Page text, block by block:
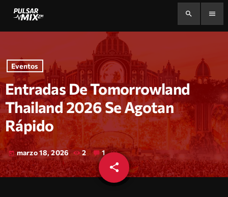
search menu
Eventos
Entradas De Tomorrowland
Thailand 2026 Se Agotan
Rápido
today marzo 18, 2026 2 1
share
email